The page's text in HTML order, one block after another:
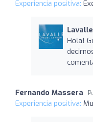
Experiencia positiva:
Hola!
Fernando Massera
Experiencia positiva: